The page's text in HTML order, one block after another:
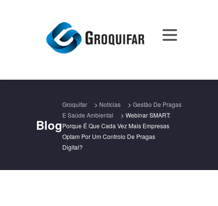
Blog
Groquifar > Notícias > Gestão De Pragas
E Saúde Ambiental
> Webinar SMART:
Porque É Que Cada Vez Mais Empresas
Optam Por Um Controlo De Pragas
Digital?